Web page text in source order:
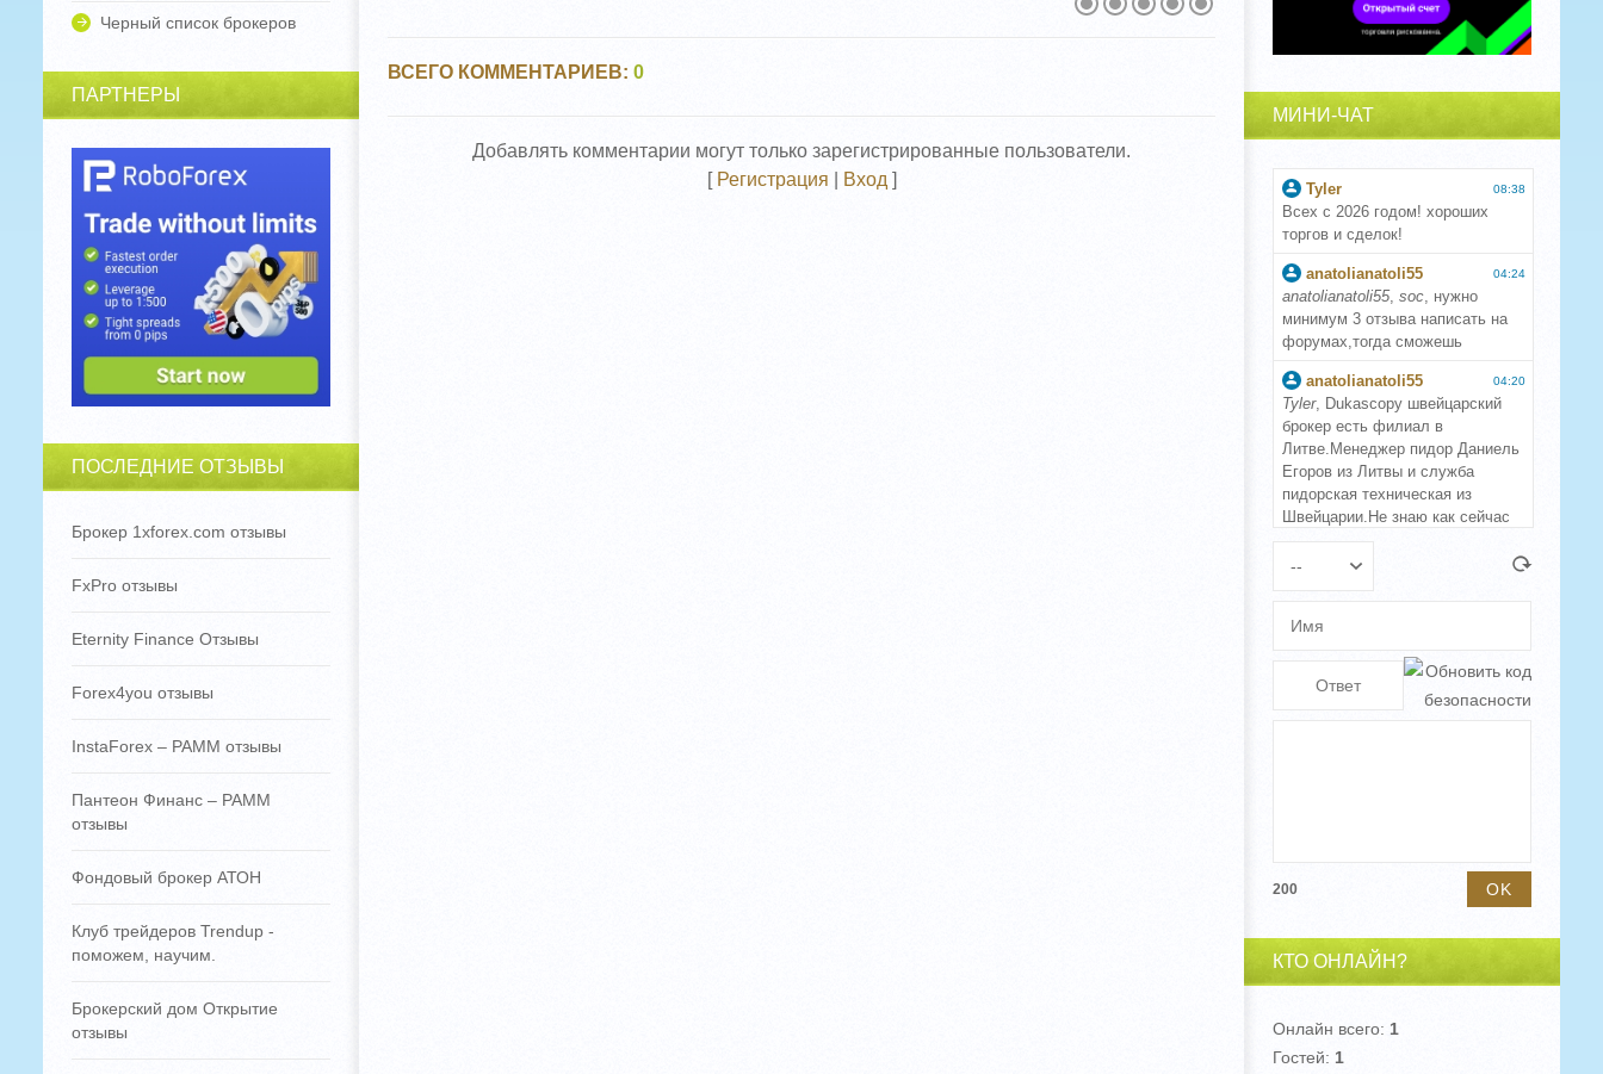
ВСЕГО КОММЕНТАРИЕВ: 0
Добавлять комментарии могут только зарегистрированные пользователи.
[ Регистрация Вход ]
Черный список брокеров
ПАРТНЕРЫ
ПОСЛЕДНИЕ ОТЗЫВЫ
Брокер 1xforex.com отзывы
FxPro отзывы
Eternity Finance Отзывы
Forex4you отзывы
InstaForex – PAMM отзывы
Пантеон Финанс – PAMM
отзывы
Фондовый брокер АТОН
Клуб трейдеров Trendup -
поможем, научим.
Брокерский дом Открытие
отзывы
МИНИ-ЧАТ
200
КТО ОНЛАЙН?
Онлайн всего: 1
Гостей: 1